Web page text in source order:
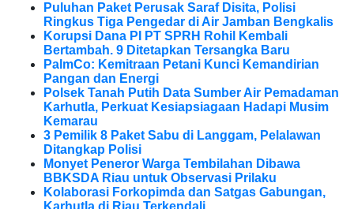
Puluhan Paket Perusak Saraf Disita, Polisi
Ringkus Tiga Pengedar di Air Jamban Bengkalis
Korupsi Dana PI PT SPRH Rohil Kembali
Bertambah. 9 Ditetapkan Tersangka Baru
PalmCo: Kemitraan Petani Kunci Kemandirian
Pangan dan Energi
Polsek Tanah Putih Data Sumber Air Pemadaman
Karhutla, Perkuat Kesiapsiagaan Hadapi Musim
Kemarau
3 Pemilik 8 Paket Sabu di Langgam, Pelalawan
Ditangkap Polisi
Monyet Peneror Warga Tembilahan Dibawa
BBKSDA Riau untuk Observasi Prilaku
Kolaborasi Forkopimda dan Satgas Gabungan,